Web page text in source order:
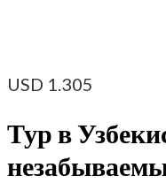
USD 1.305
Тур в